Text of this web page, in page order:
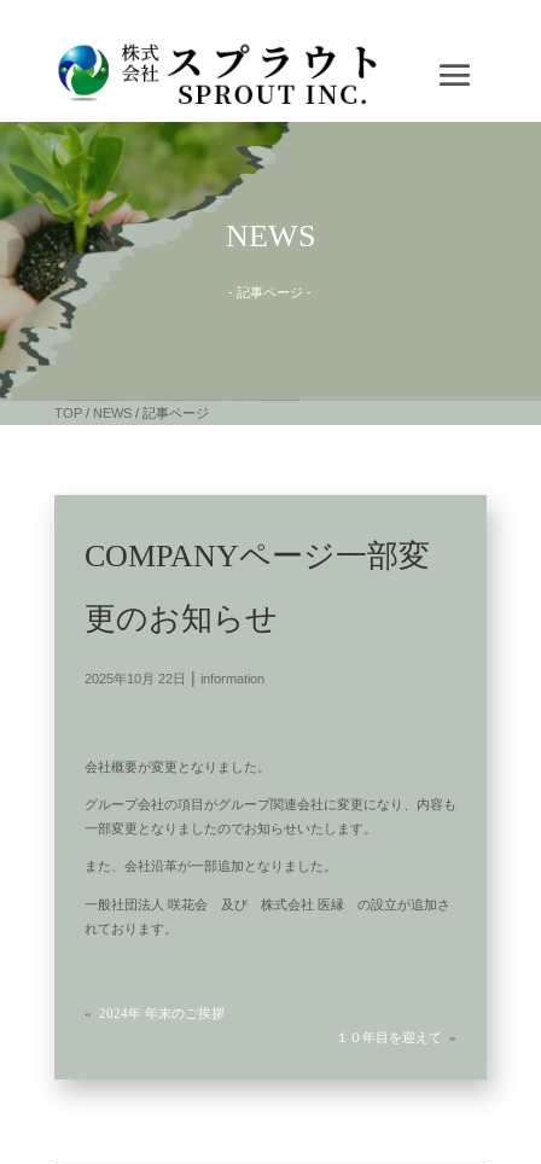
NEWS
- 記事ページ -
TOP/ NEWS / 記事ページ
COMPANYページ一部変
更のお知らせ
2025年10月 22日 | information
会社概要が変更となりました。
グループ会社の項目がグループ関連会社に変更になり、内容も
一部変更となりましたのでお知らせいたします。
また、会社沿革が一部追加となりました。
一般社団法人 咲花会 及び 株式会社 医縁 の設立が追加さ
れております。
«
2024年 年末のご挨拶
１０年目を迎えて
»